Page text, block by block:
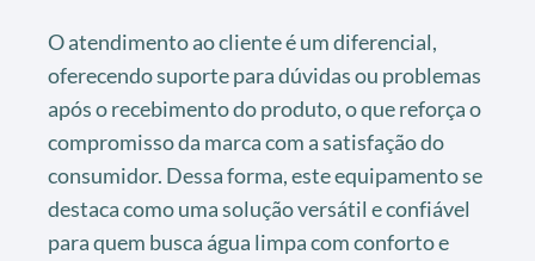
O atendimento ao cliente é um diferencial,
oferecendo suporte para dúvidas ou problemas
após o recebimento do produto, o que reforça o
compromisso da marca com a satisfação do
consumidor. Dessa forma, este equipamento se
destaca como uma solução versátil e confiável
para quem busca água limpa com conforto e